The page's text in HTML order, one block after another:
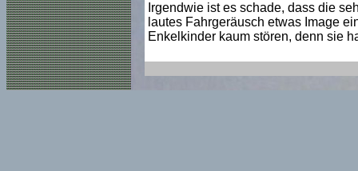
Irgendwie ist es schade, dass die
lautes Fahrgeräusch etwas Image
Enkelkinder kaum stören, denn sie